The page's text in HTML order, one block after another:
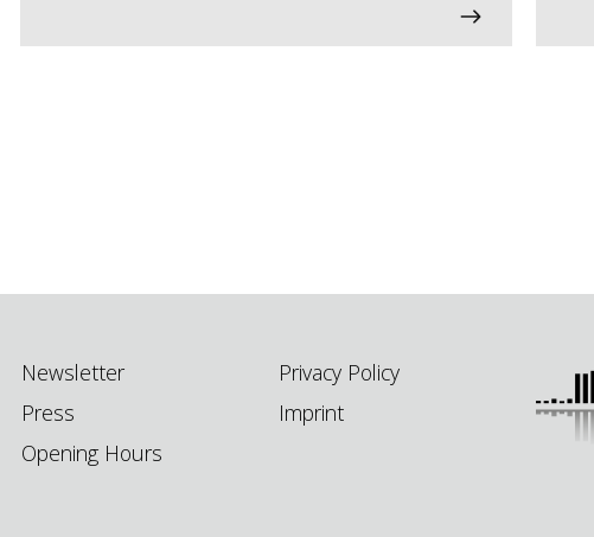
Newsletter
Press
Opening Hours
Privacy Policy
Imprint